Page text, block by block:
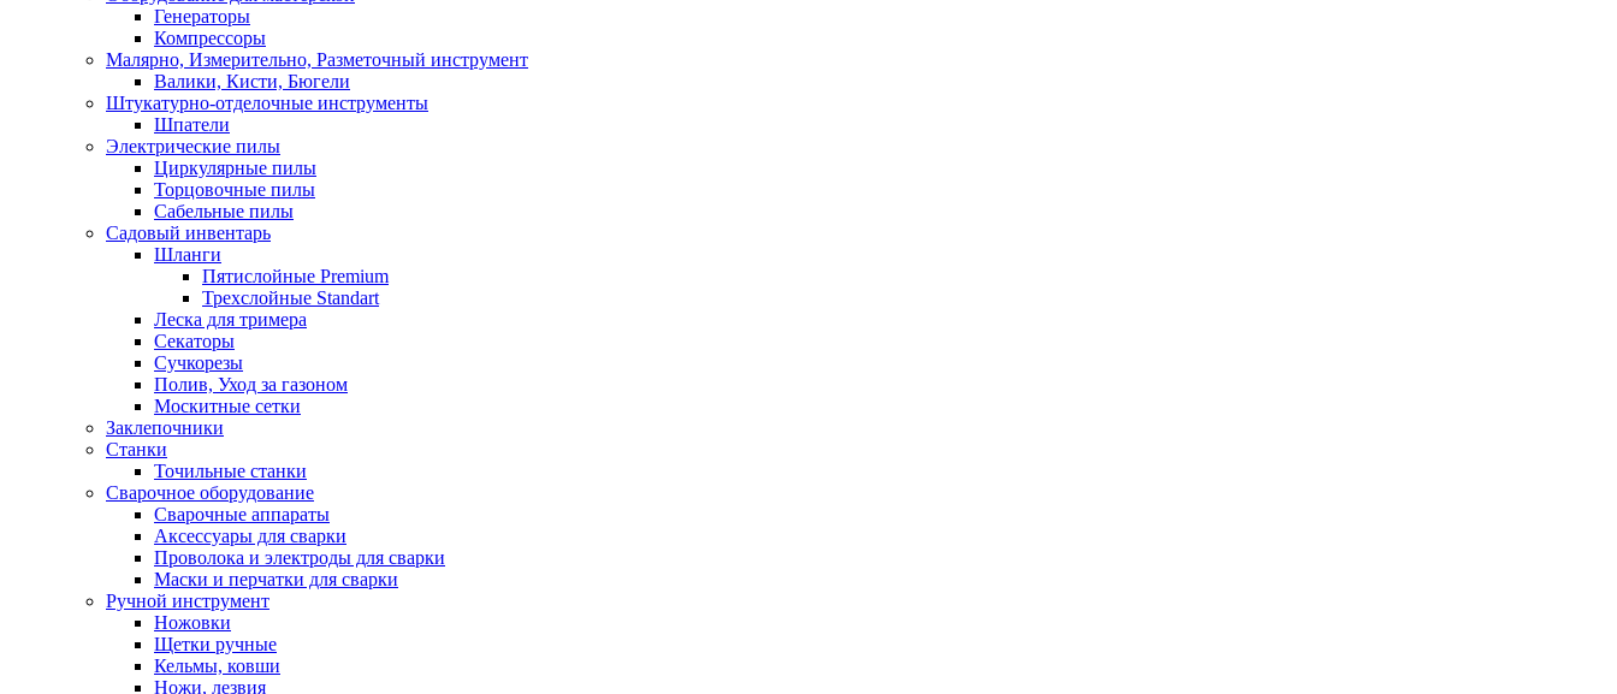
Генераторы
Компрессоры
Малярно, Измерительно, Разметочный инструмент
Валики, Кисти, Бюгели
Штукатурно-отделочные инструменты
Шпатели
Электрические пилы
Циркулярные пилы
Торцовочные пилы
Сабельные пилы
Садовый инвентарь
Шланги
Пятислойные Premium
Трехслойные Standart
Леска для тримера
Секаторы
Сучкорезы
Полив, Уход за газоном
Москитные сетки
Заклепочники
Станки
Точильные станки
Сварочное оборудование
Сварочные аппараты
Аксессуары для сварки
Проволока и электроды для сварки
Маски и перчатки для сварки
Ручной инструмент
Ножовки
Щетки ручные
Кельмы, ковши
Ножи, лезвия